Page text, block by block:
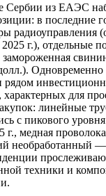
Сербии из ЕАЭС
в последние
радиоуправления
г.), отдельные
замороженная
Одновременно
рядом
для
линейные
с пикового
г., медная
необработанный —
техники и